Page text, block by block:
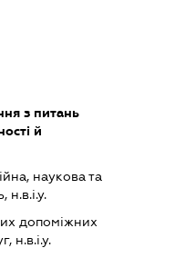
з питань
й
наукова та
н.в.і.у.
допоміжних
н.в.і.у.